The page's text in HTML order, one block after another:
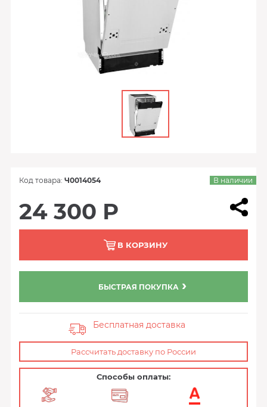
Код товара: Ч0014054 В наличии
24 300 Р
В КОРЗИНУ
БЫСТРАЯ ПОКУПКА
Бесплатная доставка
Рассчитать доставку по России
Способы оплаты: